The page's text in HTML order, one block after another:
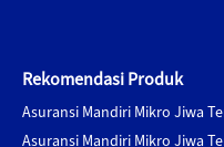
Rekomendasi Produk
Asuransi Mandiri Mikro Jiwa
Asuransi Mandiri Mikro Jiwa